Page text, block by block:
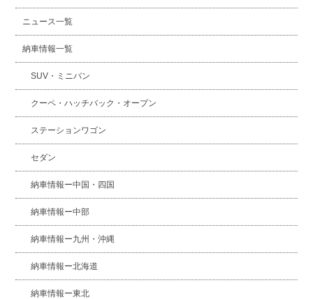
ニュース一覧
納車情報一覧
SUV・ミニバン
クーペ・ハッチバック・オープン
ステーションワゴン
セダン
納車情報ー中国・四国
納車情報ー中部
納車情報ー九州・沖縄
納車情報ー北海道
納車情報ー東北